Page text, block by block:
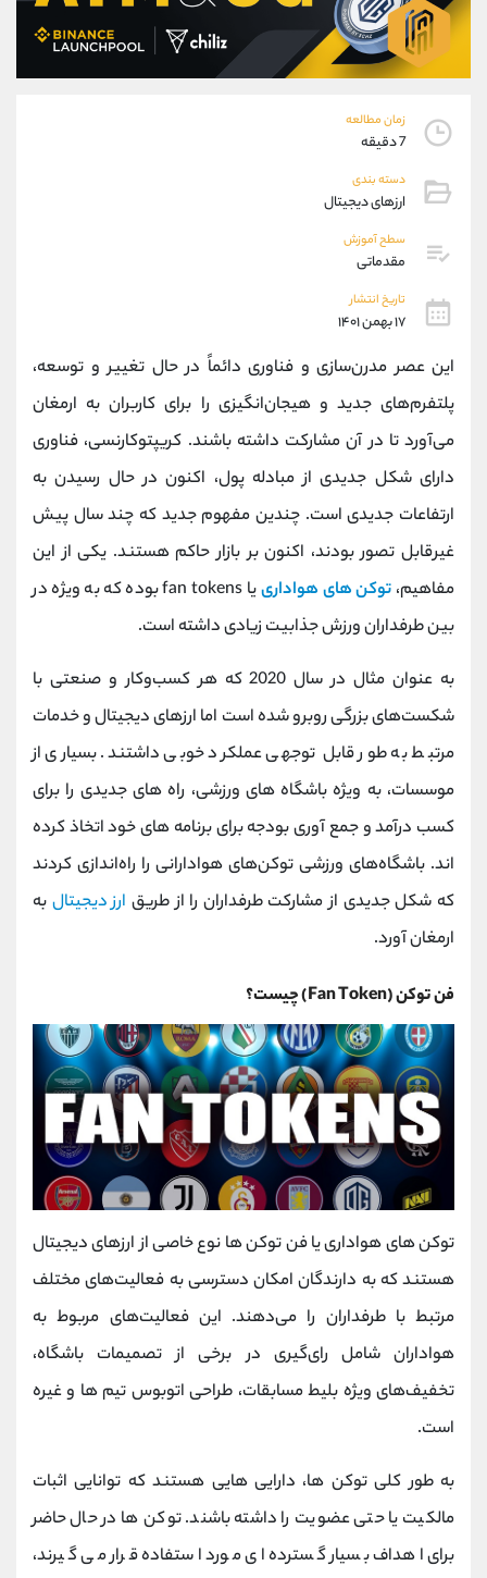
زمان مطالعه
7 دقیقه
دسته بندی
ارزهای دیجیتال
سطح آموزش
مقدماتی
تاریخ انتشار
۱۷ بهمن ۱۴۰۱
این عصر مدرن‌سازی و فناوری دائماً در حال تغییر و توسعه،
پلتفرم‌های جدید و هیجان‌انگیزی را برای کاربران به ارمغان
می‌آورد تا در آن مشارکت داشته باشند. کریپتوکارنسی، فناوری
دارای شکل جدیدی از مبادله پول، اکنون در حال رسیدن به
ارتفاعات جدیدی است. چندین مفهوم جدید که چند سال پیش
غیرقابل تصور بودند، اکنون بر بازار حاکم هستند. یکی از این
مفاهیم،توکن های هواداری
یا fan tokens بوده که به ویژه در
بین طرفداران ورزش جذابیت زیادی داشته است.
به عنوان مثال در سال 2020 که هر کسب‌وکار و صنعتی با
شکست‌های بزرگی روبرو شده است اما ارزهای دیجیتال و خدمات
مرتبط به طور قابل‌ توجهی عملکرد خوبی داشتند. بسیاری از
موسسات، به ویژه باشگاه های ورزشی، راه های جدیدی را برای
کسب درآمد و جمع آوری بودجه برای برنامه های خود اتخاذ کرده
اند. باشگاه‌های ورزشی توکن‌های هوادارانی را راه‌اندازی کردند
که شکل جدیدی از مشارکت طرفداران را از طریق ارز دیجیتال به
ارمغان آورد.
فن توکن(Fan Token)چیست؟
توکن های هواداری یا فن توکن‌ ها نوع خاصی از ارزهای دیجیتال
هستند که به دارندگان امکان دسترسی به فعالیت‌های مختلف
مرتبط با طرفداران را می‌دهند. این فعالیت‌های مربوط به
هواداران شامل رای‌گیری در برخی از تصمیمات باشگاه،
تخفیف‌های ویژه بلیط مسابقات، طراحی اتوبوس تیم‌ ها و غیره
است.
به طور کلی توکن ها، دارایی هایی هستند که توانایی اثبات
مالکیت یا حتی عضویت را داشته باشند. توکن ها در حال حاضر
برای اهداف بسیار گسترده ای مورد استفاده قرار می گیرند،
09927779040
واتساپ شروع گفتگو
تلگرام @Armteam_admin_por
پشتیبان فروش
موبایل
واتساپ
داخلی
اطلاعات تماس (دفتر فروش)
021-22021030
بدون پیش شماره 90001030
اینستاگرام @alireza.mehrabii
کانال تلگرام @alirezamehrabi_com